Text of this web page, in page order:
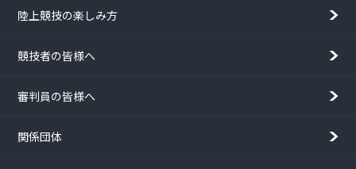
陸上競技の楽しみ方
競技者の皆様へ
審判員の皆様へ
関係団体